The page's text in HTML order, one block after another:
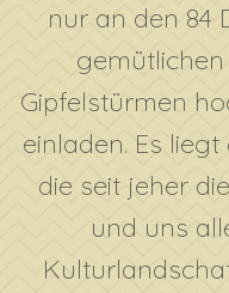
nur an den 84
Gipfelstürmen
einladen. Es
die seit jeher
und uns